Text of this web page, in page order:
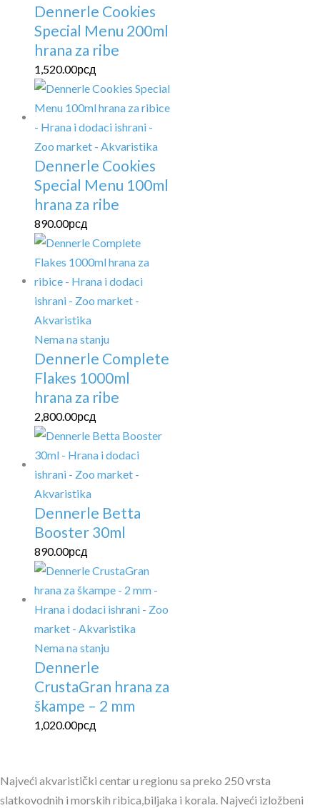
Dennerle Cookies
Special Menu 200ml
hrana za ribe
1,520.00рсд
Dennerle Cookies
Special Menu 100ml
hrana za ribe
890.00рсд
Nema na stanju
Dennerle Complete
Flakes 1000ml
hrana za ribe
2,800.00рсд
Dennerle Betta
Booster 30ml
890.00рсд
Nema na stanju
Dennerle
CrustaGran hrana za
škampe – 2 mm
1,020.00рсд
Najveći akvaristički centar u regionu sa preko 250 vrsta
slatkovodnih i morskih ribica,biljaka i korala. Najveći izložbeni